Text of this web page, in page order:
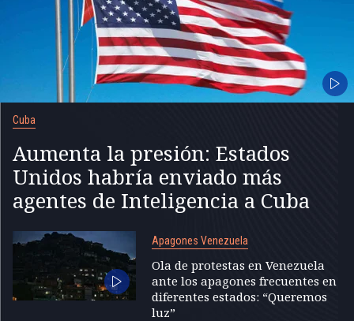
Cuba
Aumenta la presión: Estados
Unidos habría enviado más
agentes de Inteligencia a Cuba
Apagones Venezuela
Ola de protestas en Venezuela
ante los apagones frecuentes en
diferentes estados: “Queremos
luz”